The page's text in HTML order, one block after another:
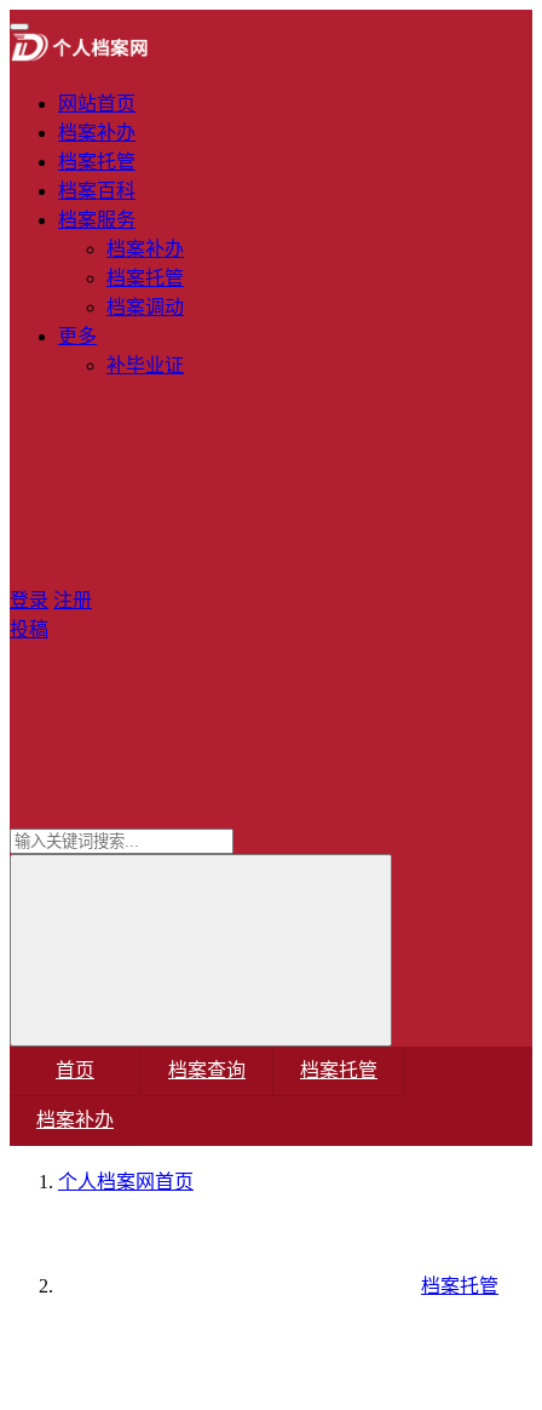
网站首页
档案补办
档案托管
档案百科
档案服务
档案补办
档案托管
档案调动
更多
补毕业证
登录 注册
投稿
首页 档案查询 档案托管
档案补办
个人档案网首页
档案托管